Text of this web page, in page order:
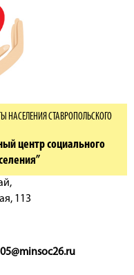
НАСЕЛЕНИЯ СТАВРОПОЛЬСКОГО
центр социального
113